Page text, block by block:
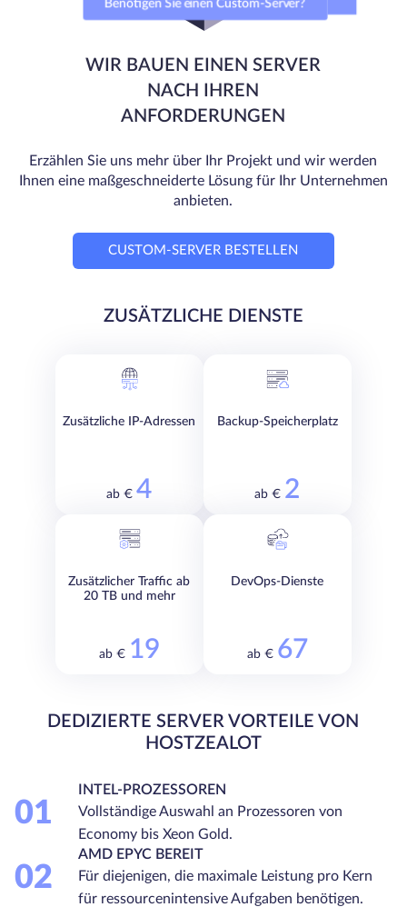
Benötigen Sie einen Custom-Server?
WIR BAUEN EINEN SERVER
NACH IHREN
ANFORDERUNGEN
Erzählen Sie uns mehr über Ihr Projekt und wir werden
Ihnen eine maßgeschneiderte Lösung für Ihr Unternehmen
anbieten.
CUSTOM-SERVER BESTELLEN
ZUSÄTZLICHE DIENSTE
Zusätzliche IP-Adressen
ab €4
Backup-Speicherplatz
ab € 2
Zusätzlicher Traffic ab
20 TB und mehr
ab € 19
DevOps-Dienste
ab € 67
DEDIZIERTE SERVER VORTEILE VON
HOSTZEALOT
01
INTEL-PROZESSOREN
Vollständige Auswahl an Prozessoren von
Economy bis Xeon Gold.
02
AMD EPYC BEREIT
Für diejenigen, die maximale Leistung pro Kern
für ressourcenintensive Aufgaben benötigen.